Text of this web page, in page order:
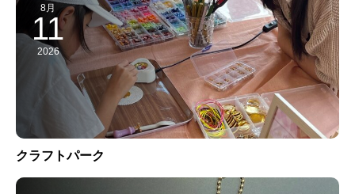
8月
11
2026
クラフトパーク